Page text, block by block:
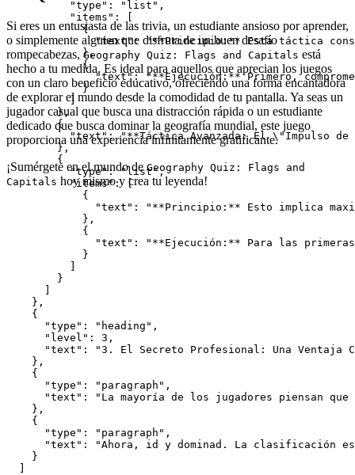
Si eres un entusiasta de las trivia, un estudiante ansioso por aprender,
o simplemente alguien que disfruta de un buen desafío
rompecabezas, Geography Quiz: Flags and Capitals está
hecho a tu medida. Es ideal para aquellos que aprecian los juegos
con un claro beneficio educativo, ofreciendo una forma encantadora
de explorar el mundo desde la comodidad de tu pantalla. Ya seas un
jugador casual que busca una distracción rápida o un estudiante
dedicado que busca dominar la geografía mundial, este juego
proporciona una experiencia infinitamente gratificante.
¡Sumérgete en el mundo deGeography Quiz: Flags and
Capitals hoy mismo y crea tu leyenda!
          "type": "list",
          "items": [
            {
"text": "**Principio:** Esta táctica
            },
            {
"text": "**Ejecución:** Primero,
            }
          ]
        },
        {
"text": "**Táctica Avanzada: El \"Impulso
        },
        {
          "type": "list",
          "items": [
            {
"text": "**Principio:** Esto implica
            },
            {
"text": "**Ejecución:** Para las
            }
          ]
        }
      ]
    },
    {
      "type": "heading",
      "level": 3,
"text": "3. El Secreto Profesional: Una Ventaja
    },
    {
      "type": "paragraph",
"text": "La mayoría de los jugadores piensan
    },
    {
      "type": "paragraph",
"text": "Ahora, id y dominad. La clasificación
    }
  ]